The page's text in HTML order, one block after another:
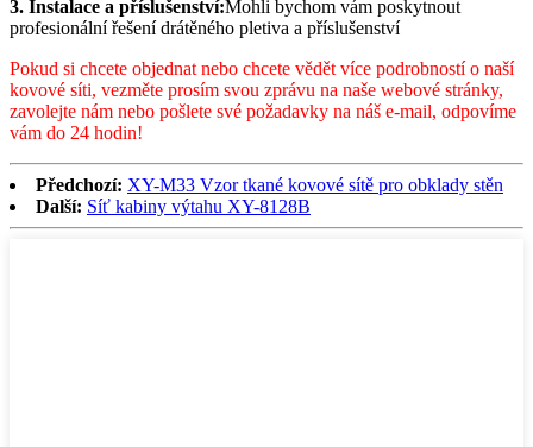
3. Instalace a příslušenství:Mohli bychom vám poskytnout
profesionální řešení drátěného pletiva a příslušenství
Pokud si chcete objednat nebo chcete vědět více podrobností o naší
kovové síti, vezměte prosím svou zprávu na naše webové stránky,
zavolejte nám nebo pošlete své požadavky na náš e-mail, odpovíme
vám do 24 hodin!
Předchozí: XY-M33 Vzor tkané kovové sítě pro obklady stěn
Další: Síť kabiny výtahu XY-8128B